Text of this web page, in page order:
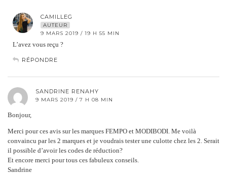
CAMILLEG
AUTEUR
9 MARS 2019 / 19 H 55 MIN
L’avez vous reçu ?
RÉPONDRE
SANDRINE RENAHY
9 MARS 2019 / 7 H 08 MIN
Bonjour,
Merci pour ces avis sur les marques FEMPO et MODIBODI. Me voilà
convaincu par les 2 marques et je voudrais tester une culotte chez les 2. Serait
il possible d’avoir les codes de réduction?
Et encore merci pour tous ces fabuleux conseils.
Sandrine